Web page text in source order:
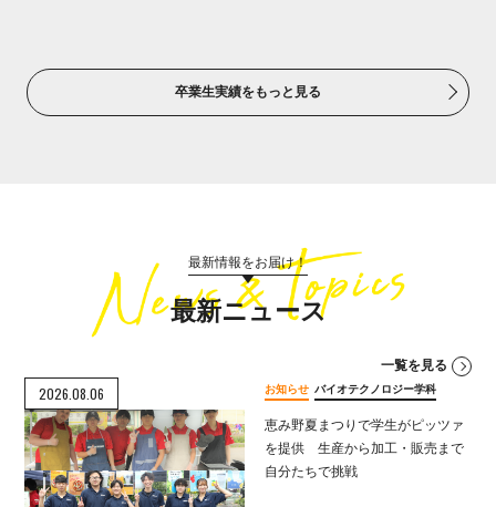
卒業生実績をもっと見る
最新情報をお届け！
最新ニュース
一覧を見る
2026.08.06
恵み野夏まつりで学生がピッツァ
を提供 生産から加工・販売まで
自分たちで挑戦
お知らせ バイオテクノロジー学科